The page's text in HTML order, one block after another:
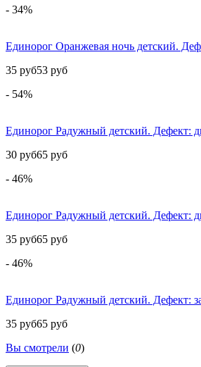
- 34%
Единорог Оранжевая ночь детский.
35 руб53 руб
- 54%
Единорог Радужный детский. Дефект:
30 руб65 руб
- 46%
Единорог Радужный детский. Дефект:
35 руб65 руб
- 46%
Единорог Радужный детский. Дефект:
35 руб65 руб
Вы смотрели (0)